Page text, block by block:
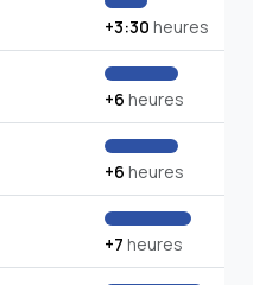
+3:30 heures
+6 heures
+6 heures
+7 heures